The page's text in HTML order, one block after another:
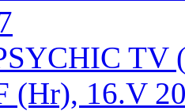
(Hr), 16.V